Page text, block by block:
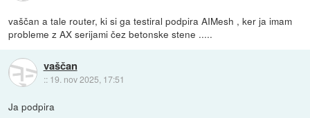
vaščan a tale router, ki si ga testiral podpira AIMesh , ker ja imam
probleme z AX serijami čez betonske stene .....
vaščan
:: 19. nov 2025, 17:51
Ja podpira